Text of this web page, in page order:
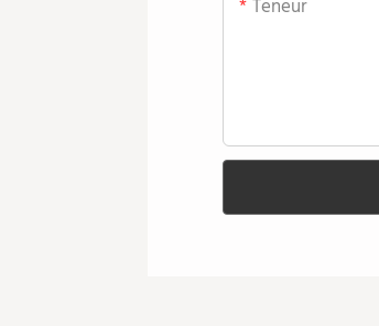
Teneur